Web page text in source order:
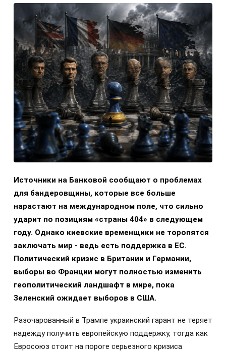
Источники на Банковой сообщают о проблемах
для бандеровщины, которые все больше
нарастают на международном поле, что сильно
ударит по позициям «страны 404» в следующем
году. Однако киевские временщики не торопятся
заключать мир - ведь есть поддержка в ЕС.
Политический кризис в Британии и Германии,
выборы во Франции могут полностью изменить
геополитический ландшафт в мире, пока
Зеленский ожидает выборов в США.
Разочарованный в Трампе украинский гарант не теряет
надежду получить европейскую поддержку, тогда как
Евросоюз стоит на пороге серьезного кризиса